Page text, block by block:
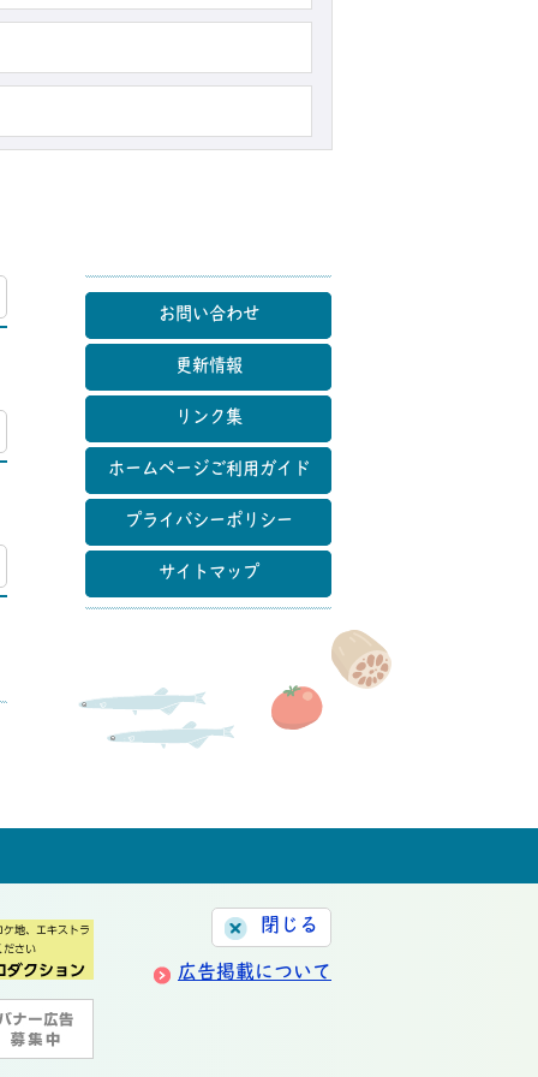
マップ
お問い合わせ
更新情報
リンク集
ホームページご利用ガイド
プライバシーポリシー
サイトマップ
閉じる
広告掲載について